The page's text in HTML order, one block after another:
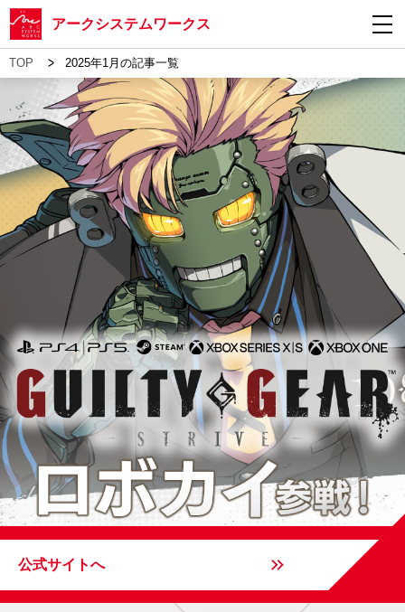
アークシステムワークス
TOP > 2025年1月の記事一覧
公式サイトへ